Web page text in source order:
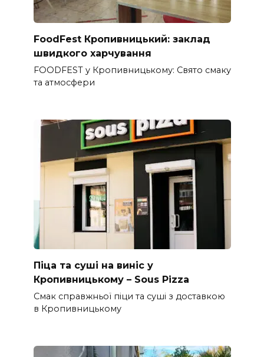
FoodFest Кропивницький: заклад
швидкого харчування
FOODFEST у Кропивницькому: Свято смаку
та атмосфери
Піца та суші на виніс у
Кропивницькому – Sous Pizza
Смак справжньої піци та суші з доставкою
в Кропивницькому